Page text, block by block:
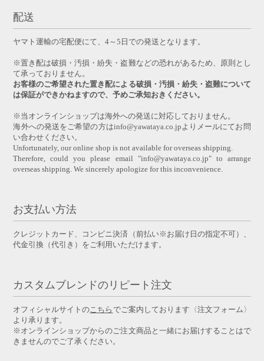
配送
ヤマト運輸の宅配便にて、4～5日での発送となります。
※置き配は破損・汚損・紛失・盗難などの恐れがあるため、原則とし
て承っておりません。
お客様のご希望された置き配による破損・汚損・紛失・盗難について
は保証ができかねますので、予めご承知おきください。
※当オンラインショップは海外への発送に対応しておりません。
海外への発送をご希望の方はinfo@yawataya.co.jpよりメールにてお問
い合わせください。
Unfortunately, our online shop is not available for overseas shipping.
Therefore, could you please email "info@yawataya.co.jp" to arrange
overseas shipping. We sincerely apologize for this inconvenience.
お支払い方法
クレジットカード、コンビニ決済（前払い※お届け日の指定不可）、
代金引換（代引き）をご利用いただけます。
カスタムブレンドのリピート注文
オフィシャルサイトの こちら でご案内しております〈注文フォーム〉
より承ります。
※オンラインショップからのご注文商品と一緒にお届けすることはで
きませんのでご了承ください。